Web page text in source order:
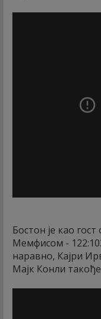
Бостон је као
Мемфисом -
наравно, Кајри
Мајк Конли